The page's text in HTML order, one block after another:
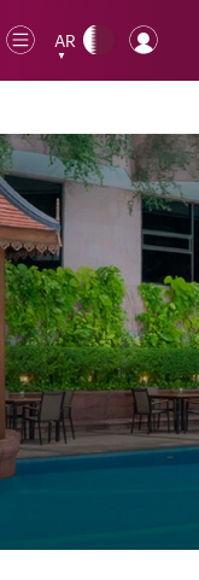
AR
▼